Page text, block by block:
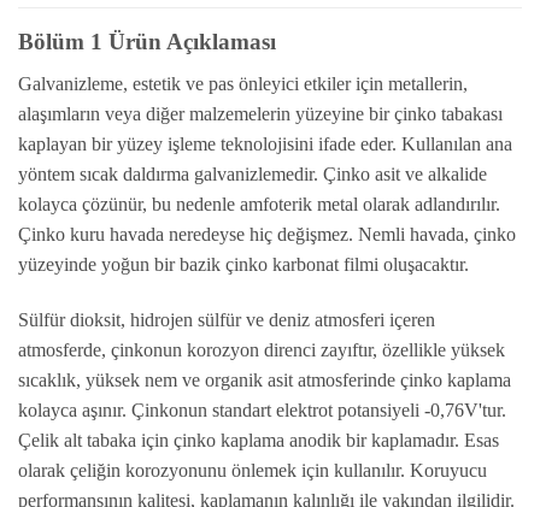
Bölüm 1 Ürün Açıklaması
Galvanizleme, estetik ve pas önleyici etkiler için metallerin,
alaşımların veya diğer malzemelerin yüzeyine bir çinko tabakası
kaplayan bir yüzey işleme teknolojisini ifade eder. Kullanılan ana
yöntem sıcak daldırma galvanizlemedir. Çinko asit ve alkalide
kolayca çözünür, bu nedenle amfoterik metal olarak adlandırılır.
Çinko kuru havada neredeyse hiç değişmez. Nemli havada, çinko
yüzeyinde yoğun bir bazik çinko karbonat filmi oluşacaktır.
Sülfür dioksit, hidrojen sülfür ve deniz atmosferi içeren
atmosferde, çinkonun korozyon direnci zayıftır, özellikle yüksek
sıcaklık, yüksek nem ve organik asit atmosferinde çinko kaplama
kolayca aşınır. Çinkonun standart elektrot potansiyeli -0,76V'tur.
Çelik alt tabaka için çinko kaplama anodik bir kaplamadır. Esas
olarak çeliğin korozyonunu önlemek için kullanılır. Koruyucu
performansının kalitesi, kaplamanın kalınlığı ile yakından ilgilidir.